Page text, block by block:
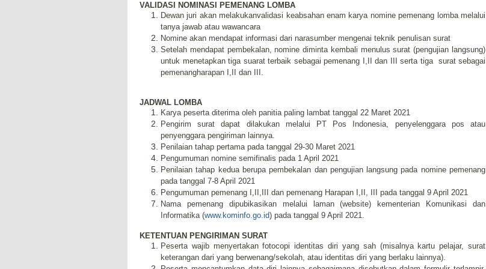
VALIDASI NOMINASI PEMENANG LOMBA
Dewan juri akan melakukanvalidasi keabsahan enam karya nomine pemenang lomba melalui
tanya jawab atau wawancara
Nomine akan mendapat informasi dari narasumber mengenai teknik penulisan surat
Setelah mendapat pembekalan, nomine diminta kembali menulus surat (pengujian langsung)
untuk menetapkan tiga suarat terbaik sebagai pemenang I,II dan III serta tiga
surat sebagai
pemenangharapan I,II dan III.
JADWAL LOMBA
Karya peserta diterima oleh panitia paling lambat tanggal 22 Maret 2021
Pengirim surat dapat dilakukan melalui PT Pos Indonesia, penyelenggara pos atau
penyenggara pengiriman lainnya.
Penilaian tahap pertama pada tanggal 29-30 Maret 2021
Pengumuman nomine semifinalis pada 1 April 2021
Penilaian tahap kedua berupa pembekalan dan pengujian langsung pada nomine pemenang
pada tanggal 7-8 April 2021
Pengumuman pemenang I,II,III dan pemenang Harapan I,II, III pada tanggal 9 April 2021
Nama pemenang dipubikasikan melalui laman (website) kementerian Komunikasi dan
Informatika (www.kominfo.go.id) pada tanggal 9 April 2021.
KETENTUAN PENGIRIMAN SURAT
Peserta wajib menyertakan fotocopi identitas diri yang sah (misalnya kartu pelajar, surat
keterangan dari yang berwenang/sekolah, atau identitas diri yang berlaku lainnya).